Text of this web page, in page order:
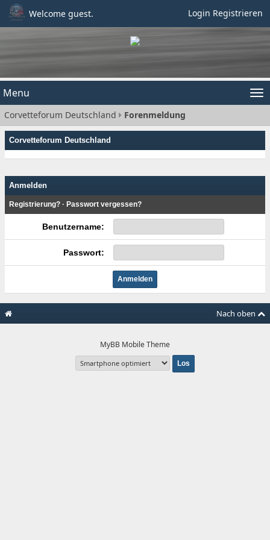
Welcome guest. Login Registrieren
Menu
Corvetteforum Deutschland Forenmeldung
Corvetteforum Deutschland
Anmelden
Registrierung? · Passwort vergessen?
Benutzername:
Passwort:
Nach oben
MyBB Mobile Theme